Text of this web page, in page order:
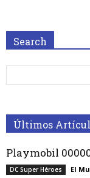
Search
Últimos
Playmobil
DC Super Héroes El